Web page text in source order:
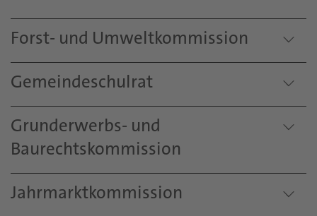
Forst- und Umweltkommission
Gemeindeschulrat
Grunderwerbs- und
Baurechtskommission
Jahrmarktkommission